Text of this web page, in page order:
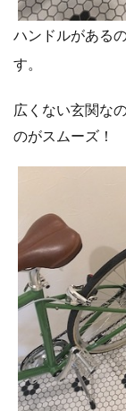
ハンドルがある
す。
広くない玄関な
のがスムーズ！